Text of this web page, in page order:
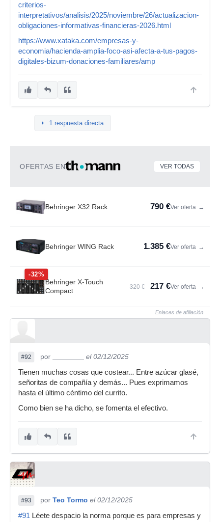
criterios-
interpretativos/analisis/2025/noviembre/26/actualizacion-
obligaciones-informativas-financieras-2026.html
https://www.xataka.com/empresas-y-
economia/hacienda-amplia-foco-asi-afecta-a-tus-pagos-
digitales-bizum-donaciones-familiares/amp
1 respuesta directa
OFERTAS EN VER TODAS
Behringer X32 Rack 790 €Ver oferta →
Behringer WING Rack 1.385 €Ver oferta →
-32%
Behringer X-Touch
Compact
320 € 217 €Ver oferta →
Enlaces de afiliación
#92 por
el 02/12/2025
Tienen muchas cosas que costear... Entre azúcar glasé,
señoritas de compañía y demás... Pues exprimamos
hasta el último céntimo del currito.
Como bien se ha dicho, se fomenta el efectivo.
#93 por Teo Tormo el 02/12/2025
#91 Léete despacio la norma porque es para empresas y